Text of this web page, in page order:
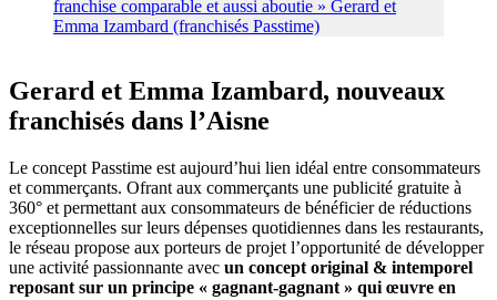
Gerard et Emma Izambard, nouveaux
franchisés dans l’Aisne
Le concept Passtime est aujourd’hui lien idéal entre consommateurs
et commerçants. Ofrant aux commerçants une publicité gratuite à
360° et permettant aux consommateurs de bénéficier de réductions
exceptionnelles sur leurs dépenses quotidiennes dans les restaurants,
le réseau propose aux porteurs de projet l’opportunité de développer
une activité passionnante avec un concept original & intemporel
reposant sur un principe « gagnant-gagnant » qui œuvre en